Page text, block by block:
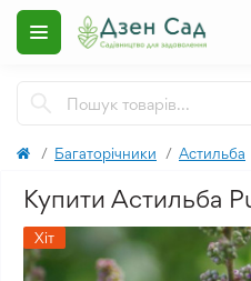
Багаторічники Астильба
Купити Астильба
Хіт